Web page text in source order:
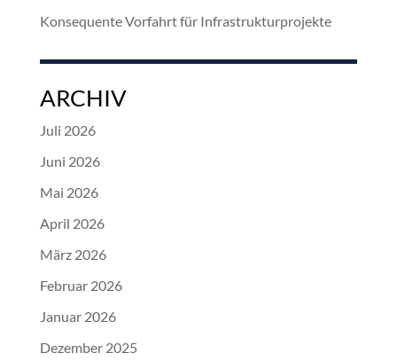
Konsequente Vorfahrt für Infrastrukturprojekte
ARCHIV
Juli 2026
Juni 2026
Mai 2026
April 2026
März 2026
Februar 2026
Januar 2026
Dezember 2025